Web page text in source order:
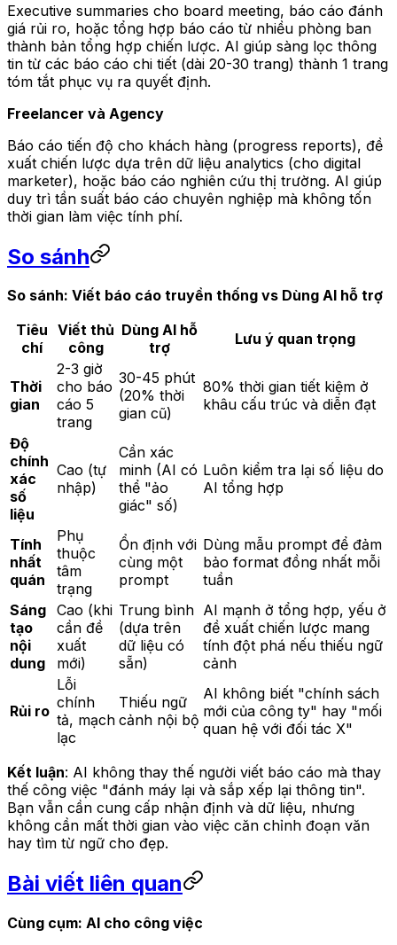
Executive summaries cho board meeting, báo cáo đánh
giá rủi ro, hoặc tổng hợp báo cáo từ nhiều phòng ban
thành bản tổng hợp chiến lược. AI giúp sàng lọc thông
tin từ các báo cáo chi tiết (dài 20-30 trang) thành 1 trang
tóm tắt phục vụ ra quyết định.
Freelancer và Agency
Báo cáo tiến độ cho khách hàng (progress reports), đề
xuất chiến lược dựa trên dữ liệu analytics (cho digital
marketer), hoặc báo cáo nghiên cứu thị trường. AI giúp
duy trì tần suất báo cáo chuyên nghiệp mà không tốn
thời gian làm việc tính phí.
So sánh
So sánh: Viết báo cáo truyền thống vs Dùng AI hỗ trợ
Tiêu
chí
Viết thủ
công
Dùng AI hỗ
trợ
Lưu ý quan trọng
Thời
gian
2-3 giờ
cho báo
cáo 5
trang
30-45 phút
(20% thời
gian cũ)
80% thời gian tiết kiệm ở
khâu cấu trúc và diễn đạt
Độ
chính
xác
số
liệu
Cao (tự
nhập)
Cần xác
minh (AI có
thể "ảo
giác" số)
Luôn kiểm tra lại số liệu do
AI tổng hợp
Tính
nhất
quán
Phụ
thuộc
tâm
trạng
Ổn định với
cùng một
prompt
Dùng mẫu prompt để đảm
bảo format đồng nhất mỗi
tuần
Sáng
tạo
nội
dung
Cao (khi
cần đề
xuất
mới)
Trung bình
(dựa trên
dữ liệu có
sẵn)
AI mạnh ở tổng hợp, yếu ở
đề xuất chiến lược mang
tính đột phá nếu thiếu ngữ
cảnh
Rủi ro
Lỗi
chính
tả, mạch
lạc
Thiếu ngữ
cảnh nội bộ
AI không biết "chính sách
mới của công ty" hay "mối
quan hệ với đối tác X"
Kết luận: AI không thay thế người viết báo cáo mà thay
thế công việc "đánh máy lại và sắp xếp lại thông tin".
Bạn vẫn cần cung cấp nhận định và dữ liệu, nhưng
không cần mất thời gian vào việc căn chỉnh đoạn văn
hay tìm từ ngữ cho đẹp.
Bài viết liên quan
Cùng cụm: AI cho công việc